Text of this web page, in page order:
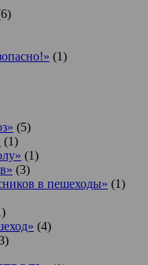
(1)
(5)
(1)
(1)
(3)
в пешеходы» (1)
(4)